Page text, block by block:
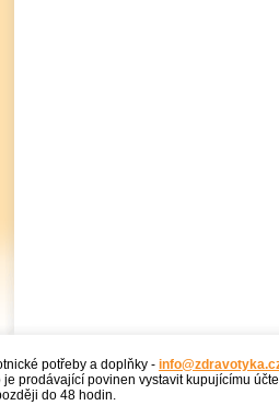
potřeby a doplňky -
prodávající povinen vystavit kupujícímu
do 48 hodin.